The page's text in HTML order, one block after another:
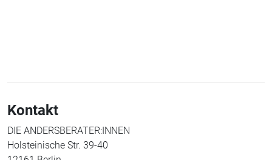
Kontakt
DIE ANDERSBERATER:INNEN
Holsteinische Str. 39-40